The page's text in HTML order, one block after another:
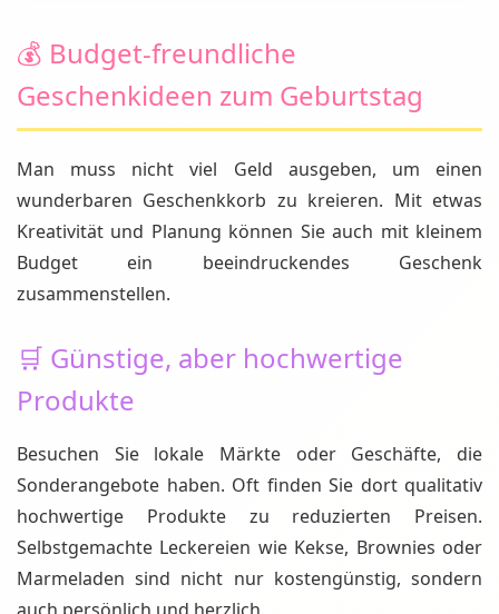
💰 Budget-freundliche
Geschenkideen zum Geburtstag
Man muss nicht viel Geld ausgeben, um einen
wunderbaren Geschenkkorb zu kreieren. Mit etwas
Kreativität und Planung können Sie auch mit kleinem
Budget ein beeindruckendes Geschenk
zusammenstellen.
🛒 Günstige, aber hochwertige
Produkte
Besuchen Sie lokale Märkte oder Geschäfte, die
Sonderangebote haben. Oft finden Sie dort qualitativ
hochwertige Produkte zu reduzierten Preisen.
Selbstgemachte Leckereien wie Kekse, Brownies oder
Marmeladen sind nicht nur kostengünstig, sondern